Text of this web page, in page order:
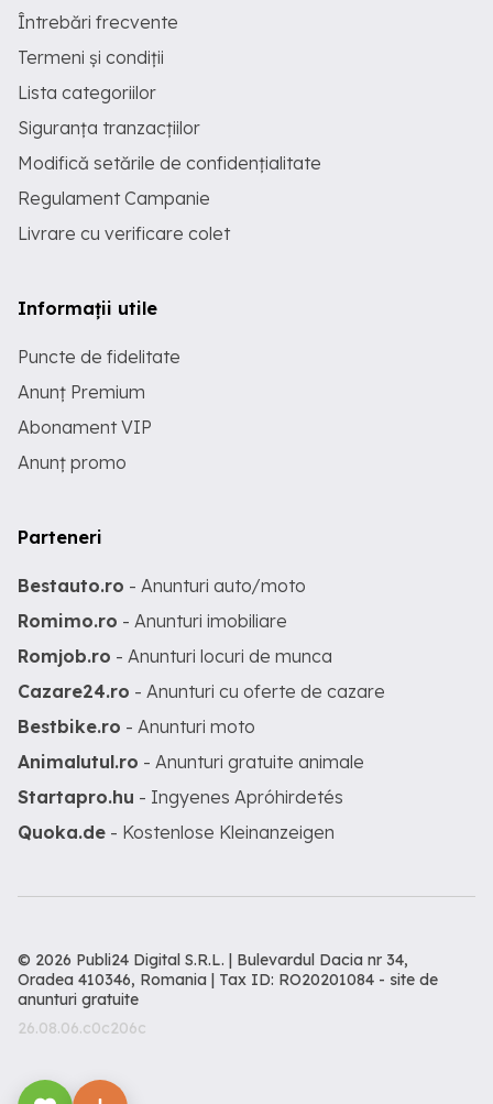
Întrebări frecvente
Termeni și condiții
Lista categoriilor
Siguranța tranzacțiilor
Modifică setările de confidențialitate
Regulament Campanie
Livrare cu verificare colet
Informații utile
Puncte de fidelitate
Anunț Premium
Abonament VIP
Anunț promo
Parteneri
Bestauto.ro - Anunturi auto/moto
Romimo.ro - Anunturi imobiliare
Romjob.ro - Anunturi locuri de munca
Cazare24.ro - Anunturi cu oferte de cazare
Bestbike.ro - Anunturi moto
Animalutul.ro - Anunturi gratuite animale
Startapro.hu - Ingyenes Apróhirdetés
Quoka.de - Kostenlose Kleinanzeigen
© 2026 Publi24 Digital S.R.L. | Bulevardul Dacia nr 34,
Oradea 410346, Romania | Tax ID: RO20201084 - site de
anunturi gratuite
26.08.06.c0c206c